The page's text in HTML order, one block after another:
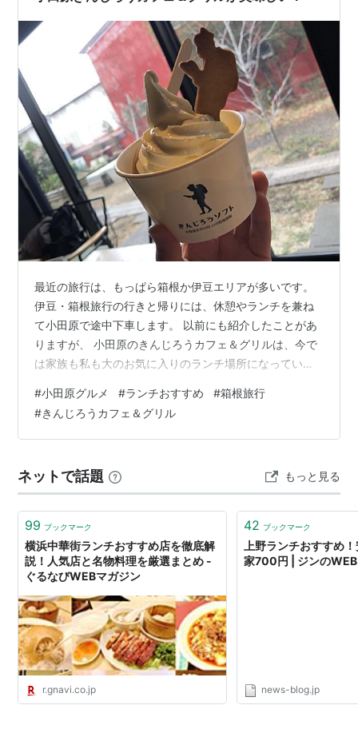
最近の旅行は、もっぱら箱根か伊豆エリアが多いです。
伊豆・箱根旅行の行きと帰りには、休憩やランチを兼ね
て小田原で途中下車します。 以前にも紹介したことがあ
りますが、 小田原のきんじろうカフェ＆グリルは、今で
は家族も私も大のお気に入りのランチ場所になっていま
ブログで紹介してから、 もう何回もリピートしていま
す。 きんじろうカフェ＆グリルのソフトクリーム きんじ
ろうカフェ＆グリルの店内 お目当てのサーロインステー
とき、 食べようと楽しみにしていたサーロインステー
キ…
#小田原グルメ #ランチおすすめ #箱根旅行
#きんじろうカフェ＆グリル
ネットで話題 もっと見る
99 ブックマーク
横浜中華街ランチおすすめ店を徹底解
説！人気店と名物料理を厳選まとめ -
ぐるなびWEBマガジン
r.gnavi.co.jp
42 ブックマーク
上野ランチおすすめ
家700円 | ジンの
news-blog.jp